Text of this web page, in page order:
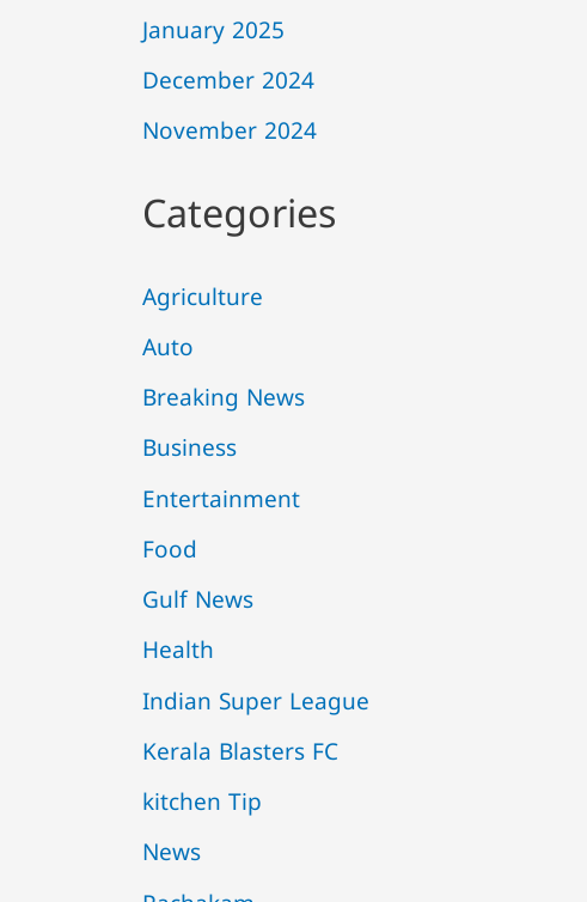
January 2025
December 2024
November 2024
Categories
Agriculture
Auto
Breaking News
Business
Entertainment
Food
Gulf News
Health
Indian Super League
Kerala Blasters FC
kitchen Tip
News